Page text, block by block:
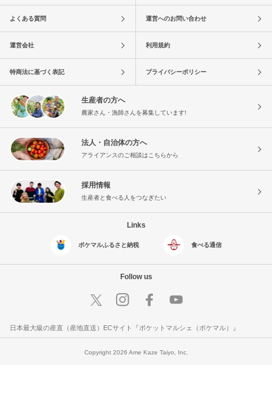
よくある質問 運営へのお問い合わせ
運営会社 利用規約
特商法に基づく表記 プライバシーポリシー
生産者の方へ
農家さん・漁師さんを募集しています!
法人・自治体の方へ
アライアンスのご相談はこちらから
採用情報
生産者と食べる人をつなぎたい
Links
ポケマルふるさと納税 食べる通信
Follow us
日本最大級の産直（産地直送）ECサイト『ポケットマルシェ（ポケマル）』
Copyright 2026 Ame Kaze Taiyo, Inc.